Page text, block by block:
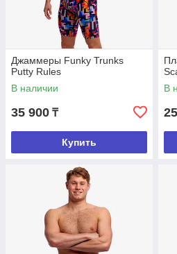
Джаммеры Funky Trunks
Putty Rules
В наличии
35 900 ₸
Купить
В